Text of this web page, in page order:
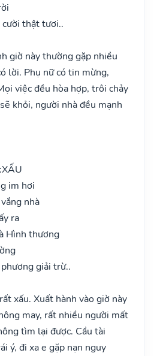
thật tươi..
giờ này thường gặp nhiều
lời. Phụ nữ có tin mừng,
việc đều hòa hợp, trôi chảy
khỏi, người nhà đều mạnh
XẤU
im hơi
nhà
ra
Hình thương
giải trừ..
xấu. Xuất hành vào giờ này
may, rất nhiều người mất
tìm lại được. Cầu tài
ý, đi xa e gặp nạn nguy